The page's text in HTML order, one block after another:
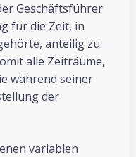
Geschäftsführer
für die Zeit, in
anteilig zu
alle Zeiträume,
während seiner
der
variablen